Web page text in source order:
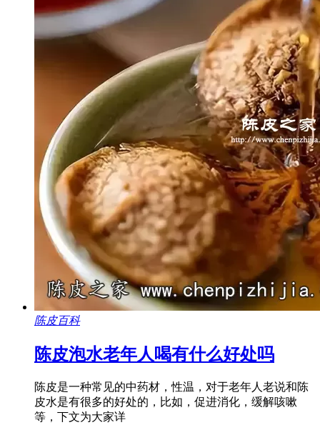
陈皮百科
陈皮泡水老年人喝有什么好处吗
陈皮是一种常见的中药材，性温，对于老年人老说和陈
皮水是有很多的好处的，比如，促进消化，缓解咳嗽
等，下文为大家详